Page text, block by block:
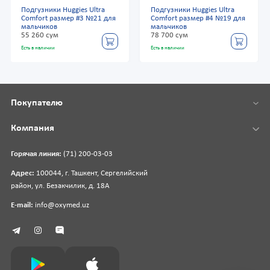
Подгузники Huggies Ultra
Comfort размер #3 №21 для
мальчиков
55 260 сум
Есть в наличии
Подгузники Huggies Ultra
Comfort размер #4 №19 для
мальчиков
78 700 сум
Есть в наличии
Горячая линия: (71) 200-03-03
Адрес: 100044, г. Ташкент, Сергелийский
район, ул. Безакчилик, д. 18А
E-mail: info@oxymed.uz
Покупателю
Компания